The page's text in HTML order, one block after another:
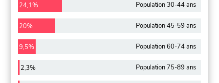
24,1% Population 30-44 ans
20% Population 45-59 ans
9,5% Population 60-74 ans
2,3% Population 75-89 ans